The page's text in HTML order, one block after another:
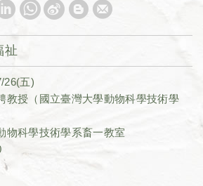
祉
26(五)
教授（國立臺灣大學動物科學技術學
物科學技術學系畜一教室